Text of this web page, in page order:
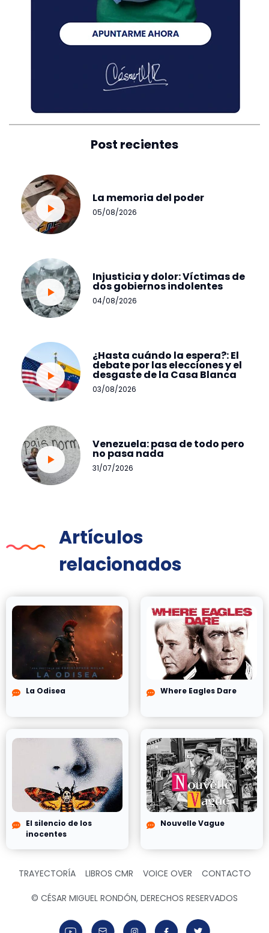
Post recientes
La memoria del poder
05/08/2026
Injusticia y dolor: Víctimas de
dos gobiernos indolentes
04/08/2026
¿Hasta cuándo la espera?: El
debate por las elecciones y el
desgaste de la Casa Blanca
03/08/2026
Venezuela: pasa de todo pero
no pasa nada
31/07/2026
Artículos
relacionados
La Odisea Where Eagles Dare
El silencio de los
inocentes
Nouvelle Vague
TRAYECTORÍA LIBROS CMR VOICE OVER CONTACTO
© CÉSAR MIGUEL RONDÓN, DERECHOS RESERVADOS